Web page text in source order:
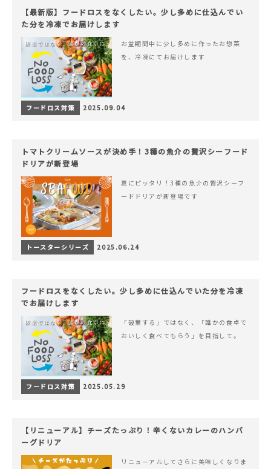
【最新版】フードロスをなくしたい。少し多めに仕込んでい
た分を冷凍でお届けします
お盆期間中に少し多めに作ったお惣菜
を、冷凍にてお届けします
フードロス対策 2025.09.04
トマトクリームソースが決め手！3種の魚介の贅沢シーフード
ドリアが新登場
夏にピッタリ！3種の魚介の贅沢シーフ
ードドリアが新登場です
トースターシリーズ 2025.06.24
フードロスをなくしたい。少し多めに仕込んでいた分を冷凍
でお届けします
「破棄する」ではなく、「誰かの食卓で
おいしく食べてもらう」を目指して。
フードロス対策 2025.05.29
【リニューアル】チーズたっぷり！辛くないカレーのハンバ
ーグドリア
リニューアルしてさらに美味しくなりま